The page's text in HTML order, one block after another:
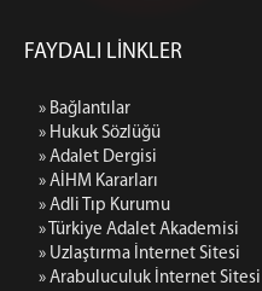
FAYDALI LİNKLER
» Bağlantılar
» Hukuk Sözlüğü
» Adalet Dergisi
» AİHM Kararları
» Adli Tıp Kurumu
» Türkiye Adalet Akademisi
» Uzlaştırma İnternet Sitesi
» Arabuluculuk İnternet Sitesi